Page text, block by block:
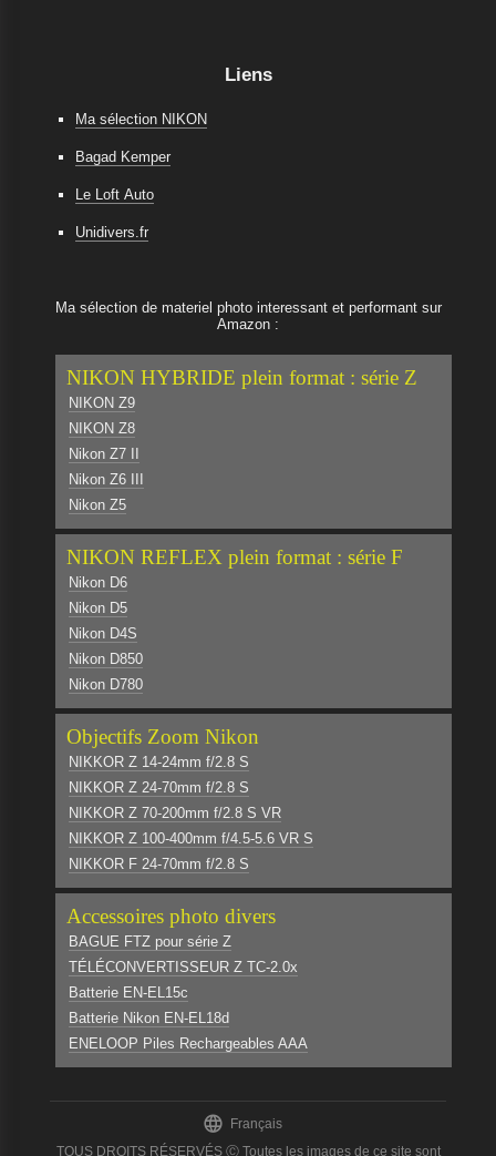
Liens
Ma sélection NIKON
Bagad Kemper
Le Loft Auto
Unidivers.fr
Ma sélection de materiel photo interessant et performant sur
Amazon :
NIKON HYBRIDE plein format : série Z
NIKON Z9
NIKON Z8
Nikon Z7 II
Nikon Z6 III
Nikon Z5
NIKON REFLEX plein format : série F
Nikon D6
Nikon D5
Nikon D4S
Nikon D850
Nikon D780
Objectifs Zoom Nikon
NIKKOR Z 14-24mm f/2.8 S
NIKKOR Z 24-70mm f/2.8 S
NIKKOR Z 70-200mm f/2.8 S VR
NIKKOR Z 100-400mm f/4.5-5.6 VR S
NIKKOR F 24-70mm f/2.8 S
Accessoires photo divers
BAGUE FTZ pour série Z
TÉLÉCONVERTISSEUR Z TC-2.0x
Batterie EN-EL15c
Batterie Nikon EN-EL18d
ENELOOP Piles Rechargeables AAA
 Français
TOUS DROITS RÉSERVÉS Ⓒ Toutes les images de ce site sont